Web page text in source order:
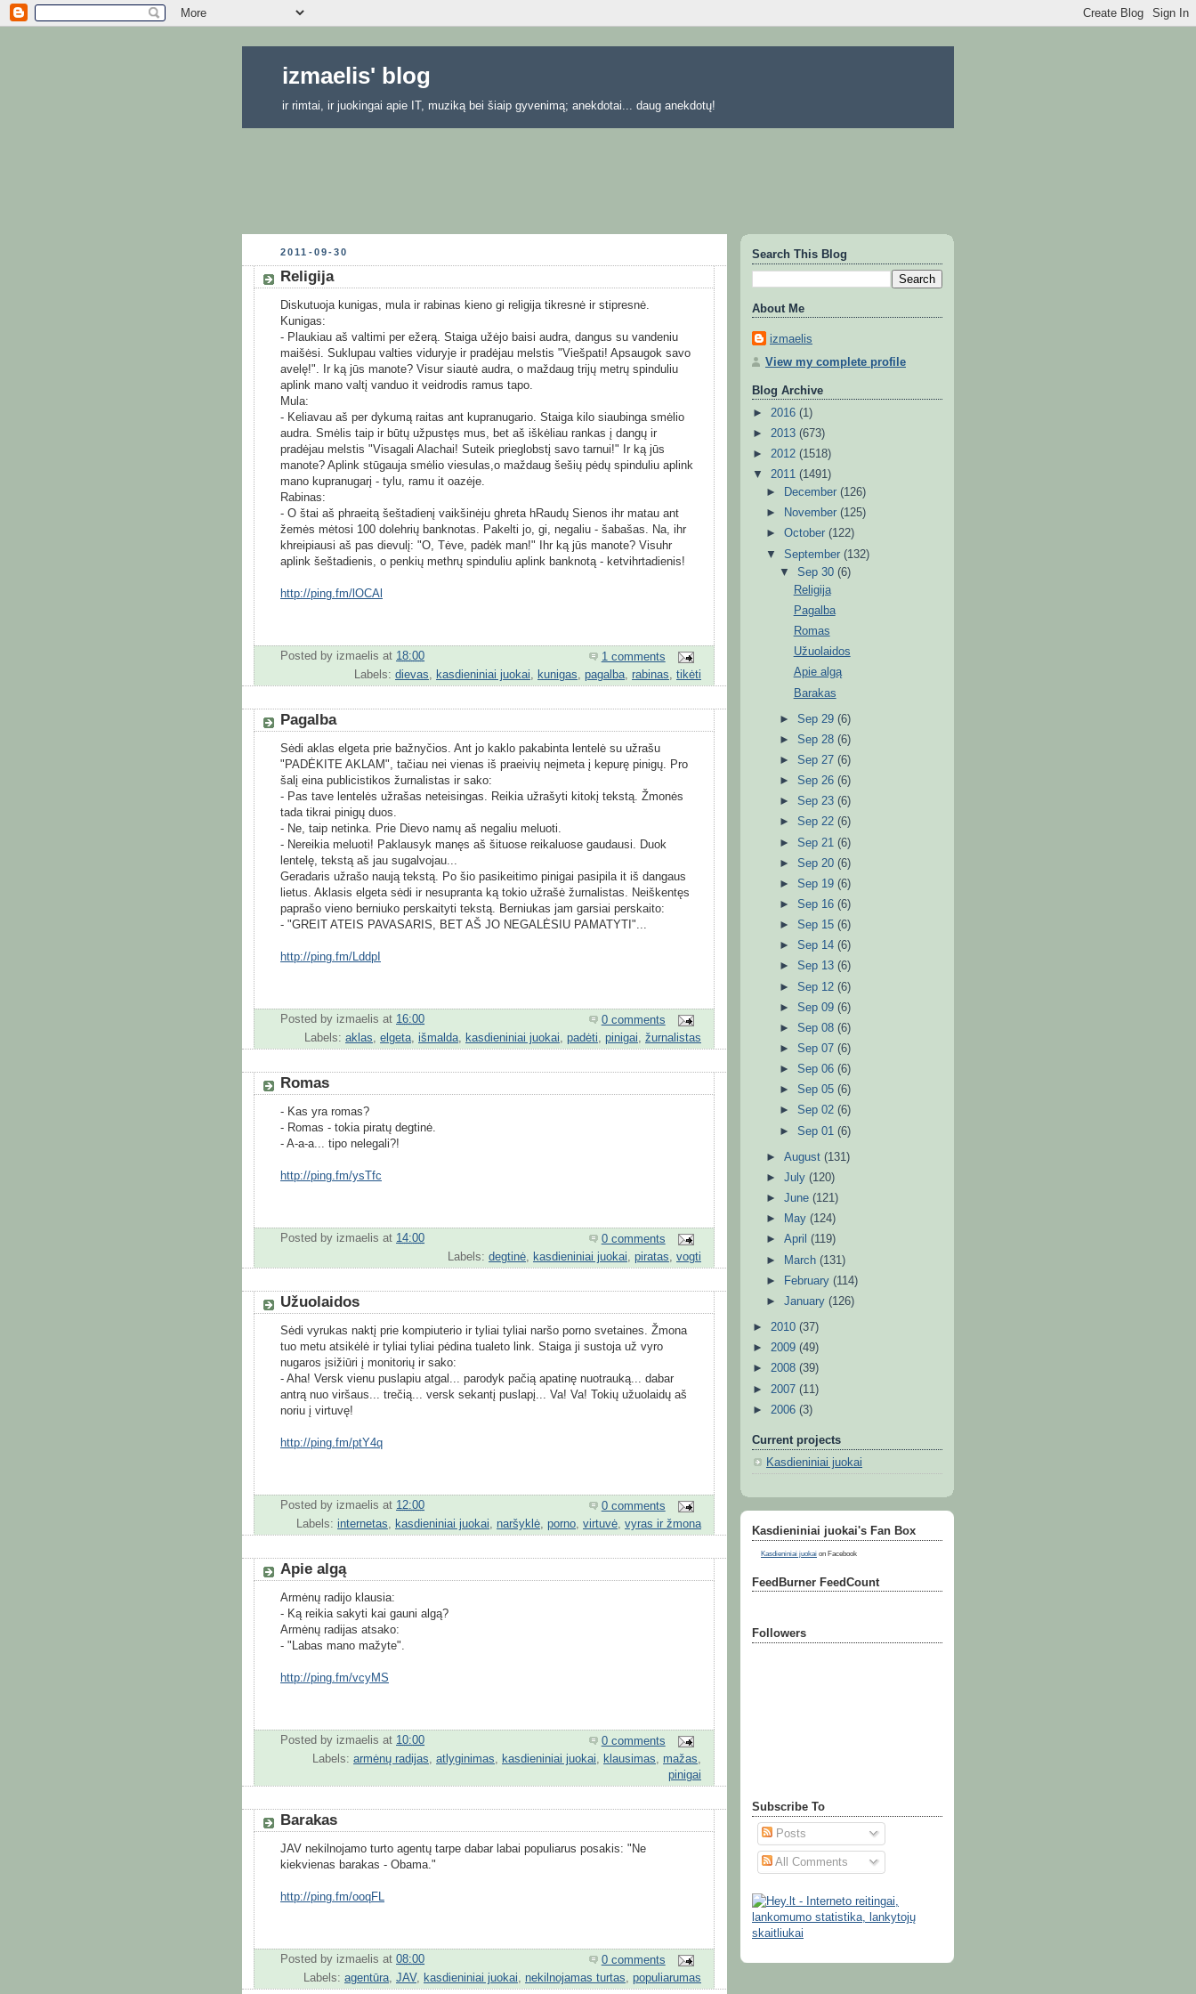
izmaelis' blog
ir rimtai, ir juokingai apie IT, muziką bei šiaip gyvenimą; anekdotai... daug anekdotų!
2011-09-30
Religija
Diskutuoja kunigas, mula ir rabinas kieno gi religija tikresnė ir stipresnė.
Kunigas:
- Plaukiau aš valtimi per ežerą. Staiga užėjo baisi audra, dangus su vandeniu
maišėsi. Suklupau valties viduryje ir pradėjau melstis "Viešpati! Apsaugok savo
avelę!". Ir ką jūs manote? Visur siautė audra, o maždaug trijų metrų spinduliu
aplink mano valtį vanduo it veidrodis ramus tapo.
Mula:
- Keliavau aš per dykumą raitas ant kupranugario. Staiga kilo siaubinga smėlio
audra. Smėlis taip ir būtų užpustęs mus, bet aš iškėliau rankas į dangų ir
pradėjau melstis "Visagali Alachai! Suteik prieglobstį savo tarnui!" Ir ką jūs
manote? Aplink stūgauja smėlio viesulas,o maždaug šešių pėdų spinduliu aplink
mano kupranugarį - tylu, ramu it oazėje.
Rabinas:
- O štai aš phraeitą šeštadienį vaikšinėju ghreta hRaudų Sienos ihr matau ant
žemės mėtosi 100 dolehrių banknotas. Pakelti jo, gi, negaliu - šabašas. Na, ihr
khreipiausi aš pas dievulį: "O, Tėve, padėk man!" Ihr ką jūs manote? Visuhr
aplink šeštadienis, o penkių methrų spinduliu aplink banknotą - ketvihrtadienis!
http://ping.fm/lOCAl
Posted by izmaelis at 18:00
1 comments
Labels: dievas kasdieniniai juokai kunigas pagalba rabinas tikėti
Pagalba
Sėdi aklas elgeta prie bažnyčios. Ant jo kaklo pakabinta lentelė su užrašu
"PADĖKITE AKLAM", tačiau nei vienas iš praeivių neįmeta į kepurę pinigų. Pro
šalį eina publicistikos žurnalistas ir sako:
- Pas tave lentelės užrašas neteisingas. Reikia užrašyti kitokį tekstą. Žmonės
tada tikrai pinigų duos.
- Ne, taip netinka. Prie Dievo namų aš negaliu meluoti.
- Nereikia meluoti! Paklausyk manęs aš šituose reikaluose gaudausi. Duok
lentelę, tekstą aš jau sugalvojau...
Geradaris užrašo naują tekstą. Po šio pasikeitimo pinigai pasipila it iš dangaus
lietus. Aklasis elgeta sėdi ir nesupranta ką tokio užrašė žurnalistas. Neiškentęs
paprašo vieno berniuko perskaityti tekstą. Berniukas jam garsiai perskaito:
- "GREIT ATEIS PAVASARIS, BET AŠ JO NEGALĖSIU PAMATYTI"...
http://ping.fm/LddpI
Posted by izmaelis at 16:00
0 comments
Labels: aklas elgeta išmalda kasdieniniai juokai padėti pinigai žurnalistas
Romas
- Kas yra romas?
- Romas - tokia piratų degtinė.
- A-a-a... tipo nelegali?!
http://ping.fm/ysTfc
Posted by izmaelis at 14:00
0 comments
Labels: degtinė kasdieniniai juokai piratas vogti
Užuolaidos
Sėdi vyrukas naktį prie kompiuterio ir tyliai tyliai naršo porno svetaines. Žmona
tuo metu atsikėlė ir tyliai tyliai pėdina tualeto link. Staiga ji sustoja už vyro
nugaros įsižiūri į monitorių ir sako:
- Aha! Versk vienu puslapiu atgal... parodyk pačią apatinę nuotrauką... dabar
antrą nuo viršaus... trečią... versk sekantį puslapį... Va! Va! Tokių užuolaidų aš
noriu į virtuvę!
http://ping.fm/ptY4q
Posted by izmaelis at 12:00
0 comments
Labels: internetas kasdieniniai juokai naršyklė porno virtuvė vyras ir žmona
Apie algą
Armėnų radijo klausia:
- Ką reikia sakyti kai gauni algą?
Armėnų radijas atsako:
- "Labas mano mažyte".
http://ping.fm/vcyMS
Posted by izmaelis at 10:00
0 comments
Labels: armėnų radijas atlyginimas kasdieniniai juokai klausimas mažas
pinigai
Barakas
JAV nekilnojamo turto agentų tarpe dabar labai populiarus posakis: "Ne
kiekvienas barakas - Obama."
http://ping.fm/ooqFL
Posted by izmaelis at 08:00
0 comments
Labels: agentūra JAV, kasdieniniai juokai nekilnojamas turtas populiarumas
Search This Blog
About Me
izmaelis
View my complete profile
Blog Archive
► 2016 (1)
► 2013 (673)
► 2012 (1518)
▼ 2011 (1491)
►
December(126)
►
November(125)
►October(122)
▼September(132)
▼Sep 30(6)
Religija
Pagalba
Romas
Užuolaidos
Apie algą
Barakas
►Sep 29(6)
►Sep 28(6)
►Sep 27(6)
►Sep 26(6)
►Sep 23(6)
►Sep 22(6)
►Sep 21(6)
►Sep 20(6)
►Sep 19(6)
►Sep 16(6)
►Sep 15(6)
►Sep 14(6)
►Sep 13(6)
►Sep 12(6)
►Sep 09(6)
►Sep 08(6)
►Sep 07(6)
►Sep 06(6)
►Sep 05(6)
►Sep 02(6)
►Sep 01(6)
►August(131)
►July(120)
►June(121)
►
May(124)
►April(119)
►
March(131)
►
February(114)
►January(126)
► 2010 (37)
► 2009 (49)
► 2008 (39)
► 2007 (11)
► 2006 (3)
Current projects
Kasdieniniai juokai
Kasdieniniai juokai's Fan Box
Kasdieniniai juokai on Facebook
FeedBurner FeedCount
Followers
Subscribe To
Posts
All Comments